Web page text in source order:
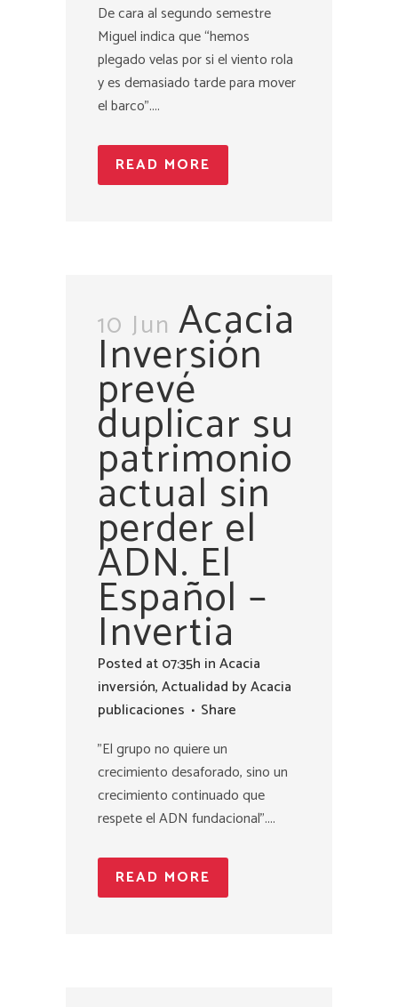
De cara al segundo semestre
Miguel indica que “hemos
plegado velas por si el viento rola
y es demasiado tarde para mover
el barco”....
READ MORE
10 Jun Acacia
Inversión
prevé
duplicar su
patrimonio
actual sin
perder el
ADN. El
Español –
Invertia
Posted at 07:35h inAcacia
inversión,Actualidad byAcacia
publicaciones
Share
"El grupo no quiere un
crecimiento desaforado, sino un
crecimiento continuado que
respete el ADN fundacional"....
READ MORE